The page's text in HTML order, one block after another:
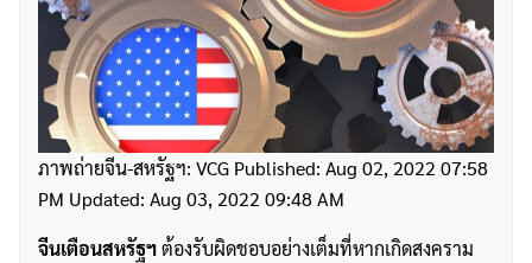
ภาพถ่ายจีน-สหรัฐฯ: VCG Published: Aug 02, 2022 07:58
PM Updated: Aug 03, 2022 09:48 AM
จีนเตือนสหรัฐฯต้องรับผิดชอบอย่างเต็มที่หากเกิดสงคราม